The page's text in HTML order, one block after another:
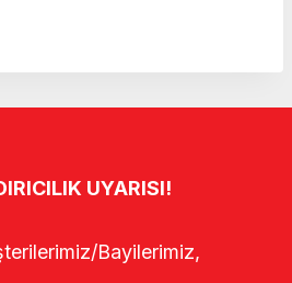
UYARISI!
Bayilerimiz,